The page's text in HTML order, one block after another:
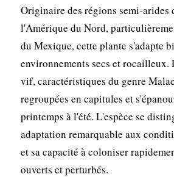
Originaire des régions semi-arides
l'Amérique du Nord,
du Mexique, cette plante s'adapte
environnements secs et rocailleux.
vif, caractéristiques du genre
regroupées en capitules et
printemps à l'été. L'espèce se
adaptation remarquable aux
et sa capacité à coloniser
ouverts et perturbés.